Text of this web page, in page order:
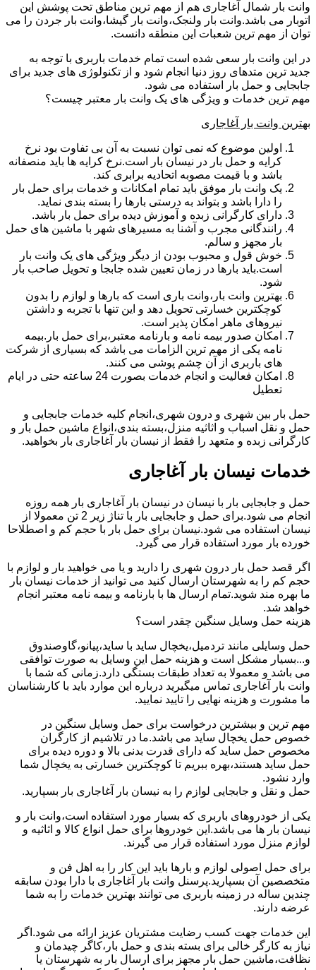
وانت بار شمال آغاجاری هم از مهم ترین مناطق تحت پوشش این
اتوبار می باشد.وانت بار ولنجک،وانت بار گیشا،وانت بار جردن را می
توان از مهم ترین شعبات این منطقه دانست.
در این وانت بار سعی شده است تمام خدمات باربری با توجه به
جدید ترین متدهای روز دنیا انجام شود و از تکنولوژی های جدید برای
جابجایی و حمل بار استفاده می شود.
مهم ترین خدمات و ویژگی های یک وانت بار معتبر چیست؟
بهترین وانت بار آغاجاری
اولین موضوع که نمی توان نسبت به آن بی تفاوت بود نرخ
کرایه و حمل بار در نیسان بار است.نرخ کرایه ها باید منصفانه
باشد و با قیمت مصوبه اتحادیه برابری کند.
یک وانت بار موفق باید تمام امکانات و خدمات برای حمل بار
را دارا باشد و بتواند به درستی بارها را بسته بندی نماید.
دارای کارگرانی زبده و آموزش دیده برای حمل بار باشد.
رانندگانی مجرب و آشنا به مسیرهای شهر با ماشین های حمل
بار مجهز و سالم.
خوش قول و محبوب بودن از دیگر ویژگی های یک وانت بار
است.باید بارها در زمان تعیین شده جابجا و تحویل صاحب بار
شود.
بهترین وانت بار،وانت باری است که بارها و لوازم را بدون
کوچکترین خسارتی تحویل دهد و این تنها با تجربه و داشتن
نیروهای ماهر امکان پذیر است.
امکان صدور بیمه نامه و بارنامه معتبر،برای حمل بار.بیمه
نامه یکی از مهم ترین الزامات می باشد که بسیاری از شرکت
های باربری از آن چشم پوشی می کنند.
امکان فعالیت و انجام خدمات بصورت 24 ساعته حتی در ایام
تعطیل
حمل بار بین شهری و درون شهری،انجام کلیه خدمات جابجایی و
حمل و نقل اسباب و اثاثیه منزل،بسته بندی،انواع ماشین حمل بار و
کارگرانی زبده و متعهد را فقط از نیسان بار آغاجاری بار بخواهید.
خدمات نیسان بار آغاجاری
حمل و جابجایی بار با نیسان در نیسان بار آغاجاری بار همه روزه
انجام می شود.برای حمل و جابجایی بار با تناژ زیر 2 تن معمولا از
نیسان استفاده می شود.نیسان برای حمل بار با حجم کم و اصطلاحا
خورده بار مورد استفاده قرار می گیرد.
اگر قصد حمل بار درون شهری را دارید و یا می خواهید بار و لوازم با
حجم کم را به شهرستان ارسال کنید می توانید از خدمات نیسان بار
ما بهره مند شوید.تمام ارسال ها با بارنامه و بیمه نامه معتبر انجام
خواهد شد.
هزینه حمل وسایل سنگین چقدر است؟
حمل وسایلی مانند تردمیل،یخچال ساید با ساید،پیانو،گاوصندوق
و...بسیار مشکل است و هزینه حمل این وسایل به صورت توافقی
می باشد و معمولا به تعداد طبقات بستگی دارد.زمانی که شما با
وانت بار آغاجاری تماس میگیرید درباره این موارد باید با کارشناسان
ما مشورت و هزینه نهایی را تایید نمایید.
مهم ترین و بیشترین درخواست برای حمل وسایل سنگین در
خصوص حمل یخچال ساید می باشد.ما در تلاشیم از کارگران
مخصوص حمل ساید که دارای قدرت بدنی بالا و دوره دیده برای
حمل ساید هستند،بهره ببریم تا کوچکترین خسارتی به یخچال شما
وارد نشود.
حمل و نقل و جابجایی لوازم را به نیسان بار آغاجاری بار بسپارید.
یکی از خودروهای باربری که بسیار مورد استفاده است،وانت بار و
نیسان بار ها می باشد.این خودروها برای حمل انواع کالا و اثاثیه و
لوازم منزل مورد استفاده قرار می گیرند.
برای حمل اصولی لوازم و بارها باید این کار را به اهل فن و
متخصصین آن بسپارید.پرسنل وانت بار آغاجاری با دارا بودن سابقه
چندین ساله در زمینه باربری می توانند بهترین خدمات را به شما
عرضه دارند.
این خدمات جهت کسب رضایت مشتریان عزیز ارائه می شود.اگر
نیاز به کارگر خالی برای بسته بندی و حمل بار،کاگر چیدمان و
نظافت،ماشین حمل بار مجهز برای ارسال بار به شهرستان یا